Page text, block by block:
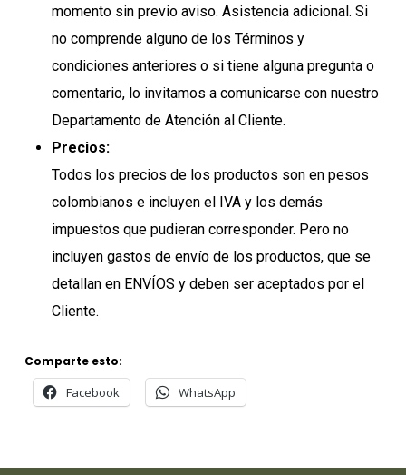
momento sin previo aviso. Asistencia adicional. Si
no comprende alguno de los Términos y
condiciones anteriores o si tiene alguna pregunta o
comentario, lo invitamos a comunicarse con nuestro
Departamento de Atención al Cliente.
Precios:
Todos los precios de los productos son en pesos
colombianos e incluyen el IVA y los demás
impuestos que pudieran corresponder. Pero no
incluyen gastos de envío de los productos, que se
detallan en ENVÍOS y deben ser aceptados por el
Cliente.
Comparte esto:
Facebook WhatsApp